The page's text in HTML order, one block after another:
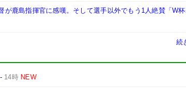
鹿島指揮官に感嘆。そして選手以外でもう1人絶賛「W杯
続
- 14時 NEW